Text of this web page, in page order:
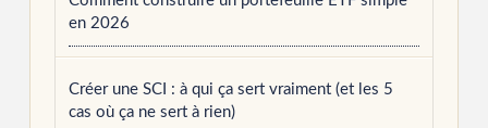
en 2026
Créer une SCI : à qui ça sert vraiment (et les 5
cas où ça ne sert à rien)